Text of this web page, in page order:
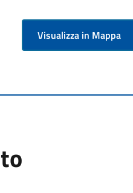
Visualizza in Mappa